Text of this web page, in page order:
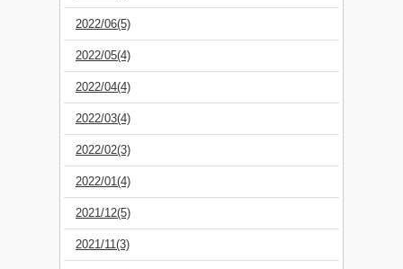
2022/06(5)
2022/05(4)
2022/04(4)
2022/03(4)
2022/02(3)
2022/01(4)
2021/12(5)
2021/11(3)